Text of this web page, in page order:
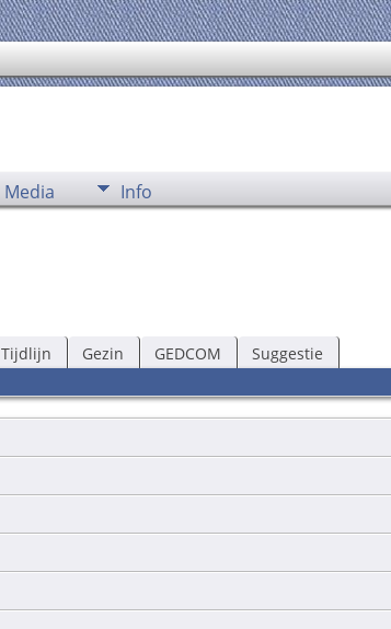
Media Info
Tijdlijn Gezin GEDCOM Suggestie